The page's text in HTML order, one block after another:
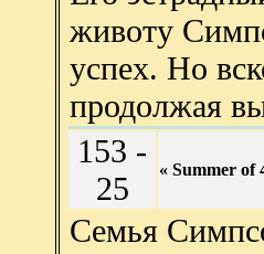
животу
успех. Но
продолжая
153 -
25
« Summer of
Семья